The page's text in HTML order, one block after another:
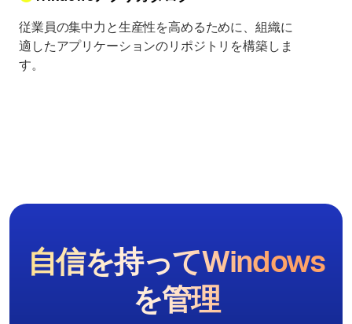
従業員の集中力と生産性を高めるために、組織に
適したアプリケーションのリポジトリを構築しま
す。
自信を持ってWindows
を管理